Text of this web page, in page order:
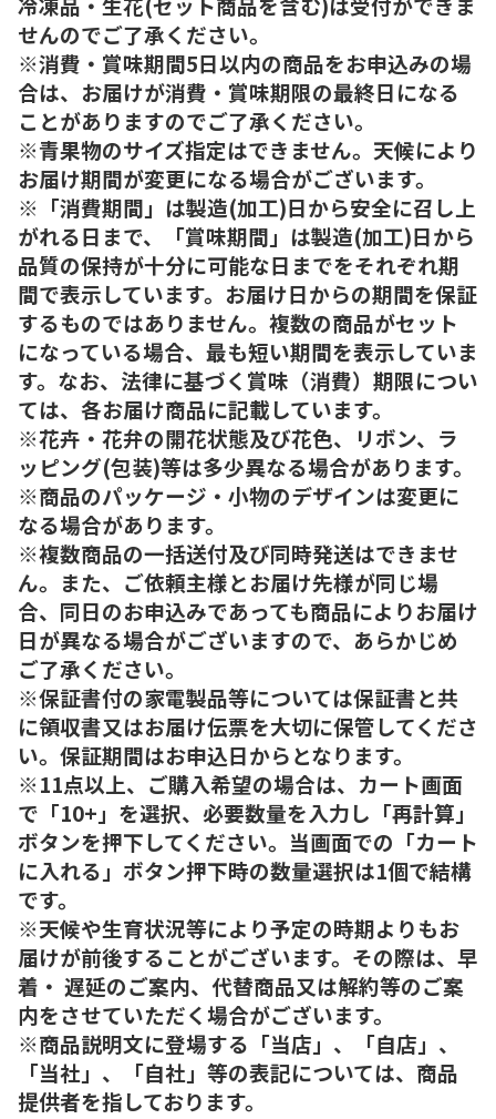
せんのでご了承ください。
※消費・賞味期間5日以内の商品をお申込みの場
合は、お届けが消費・賞味期限の最終日になる
ことがありますのでご了承ください。
※青果物のサイズ指定はできません。天候により
お届け期間が変更になる場合がございます。
※「消費期間」は製造(加工)日から安全に召し上
がれる日まで、「賞味期間」は製造(加工)日から
品質の保持が十分に可能な日までをそれぞれ期
間で表示しています。お届け日からの期間を保証
するものではありません。複数の商品がセット
になっている場合、最も短い期間を表示していま
す。なお、法律に基づく賞味（消費）期限につい
ては、各お届け商品に記載しています。
※花卉・花弁の開花状態及び花色、リボン、ラ
ッピング(包装)等は多少異なる場合があります。
※商品のパッケージ・小物のデザインは変更に
なる場合があります。
※複数商品の一括送付及び同時発送はできませ
ん。また、ご依頼主様とお届け先様が同じ場
合、同日のお申込みであっても商品によりお届け
日が異なる場合がございますので、あらかじめ
ご了承ください。
※保証書付の家電製品等については保証書と共
に領収書又はお届け伝票を大切に保管してくださ
い。保証期間はお申込日からとなります。
※11点以上、ご購入希望の場合は、カート画面
で「10+」を選択、必要数量を入力し「再計算」
ボタンを押下してください。当画面での「カート
に入れる」ボタン押下時の数量選択は1個で結構
です。
※天候や生育状況等により予定の時期よりもお
届けが前後することがございます。その際は、早
着・ 遅延のご案内、代替商品又は解約等のご案
内をさせていただく場合がございます。
※商品説明文に登場する「当店」、「自店」、
「当社」、「自社」等の表記については、商品
提供者を指しております。